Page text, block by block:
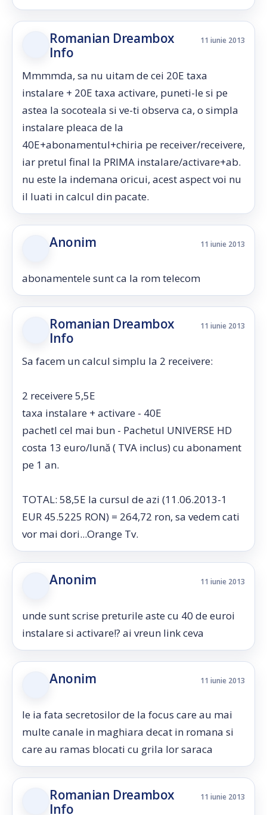
Romanian Dreambox
Info
11 iunie 2013
Mmmmda, sa nu uitam de cei 20E taxa
instalare + 20E taxa activare, puneti-le si pe
astea la socoteala si ve-ti observa ca, o simpla
instalare pleaca de la
40E+abonamentul+chiria pe receiver/receivere,
iar pretul final la PRIMA instalare/activare+ab.
nu este la indemana oricui, acest aspect voi nu
il luati in calcul din pacate.
Anonim 11 iunie 2013
abonamentele sunt ca la rom telecom
Romanian Dreambox
Info
11 iunie 2013
Sa facem un calcul simplu la 2 receivere:
2 receivere 5,5E
taxa instalare + activare - 40E
pachetl cel mai bun - Pachetul UNIVERSE HD
costa 13 euro/lună ( TVA inclus) cu abonament
pe 1 an.
TOTAL: 58,5E la cursul de azi (11.06.2013-1
EUR 45.5225 RON) = 264,72 ron, sa vedem cati
vor mai dori...Orange Tv.
Anonim 11 iunie 2013
unde sunt scrise preturile aste cu 40 de euroi
instalare si activare!? ai vreun link ceva
Anonim 11 iunie 2013
le ia fata secretosilor de la focus care au mai
multe canale in maghiara decat in romana si
care au ramas blocati cu grila lor saraca
Romanian Dreambox
Info
11 iunie 2013